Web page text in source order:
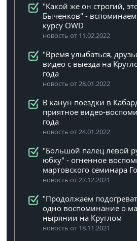
"Какой же он строгий,
Быченков" -
курсу OWD
новость от 11.02.2022
"Время улыбаться,
видео с выезда на
года
новость от 28.01.2022
В канун поездки в
приятное видео-
года
новость от 24.01.2022
"Большой палец левой
юбку" - огненное
мартовского семинара
новость от 27.12.2021
"Продолжаем
одно воспоминание о
нырянии на Круглом
новость от 18.11.2021